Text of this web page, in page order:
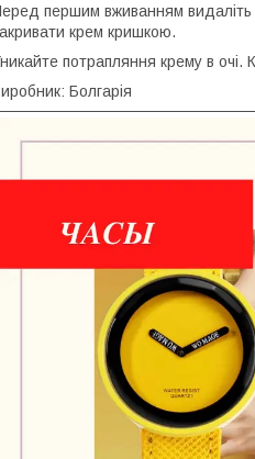
першим вживанням видаліть
крем кришкою.
потрапляння крему в
Болгарія